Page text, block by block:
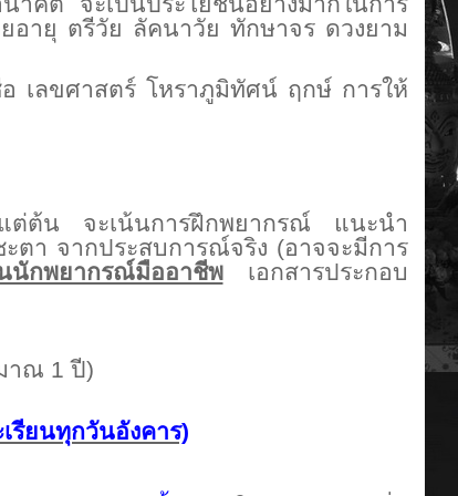
อายุ ตรีวัย ลัคนาวัย ทักษาจร ดวงยาม
เลขศาสตร์ โหราภูมิทัศน์ ฤกษ์ การให้
แต่ต้น จะเน้นการฝึกพยากรณ์ แนะนำ
ตา จากประสบการณ์จริง (อาจจะมีการ
นนักพยากรณ์มืออาชีพเอกสารประกอบ
าเรียนทั้งหมดประมาณ 1 ปี)
รียนทุกวันอังคาร)